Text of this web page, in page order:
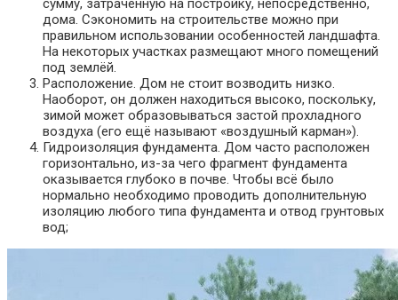
сумму, затраченную на постройку, непосредственно,
дома. Сэкономить на строительстве можно при
правильном использовании особенностей ландшафта.
На некоторых участках размещают много помещений
под землёй.
Расположение. Дом не стоит возводить низко.
Наоборот, он должен находиться высоко, поскольку,
зимой может образовываться застой прохладного
воздуха (его ещё называют «воздушный карман»).
Гидроизоляция фундамента. Дом часто расположен
горизонтально, из-за чего фрагмент фундамента
оказывается глубоко в почве. Чтобы всё было
нормально необходимо проводить дополнительную
изоляцию любого типа фундамента и отвод грунтовых
вод;